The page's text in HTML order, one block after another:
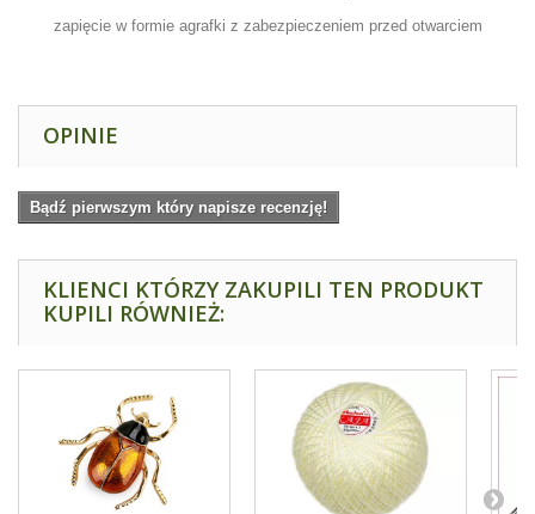
zapięcie w formie agrafki z zabezpieczeniem przed otwarciem
OPINIE
Bądź pierwszym który napisze recenzję!
KLIENCI KTÓRZY ZAKUPILI TEN PRODUKT
KUPILI RÓWNIEŻ: